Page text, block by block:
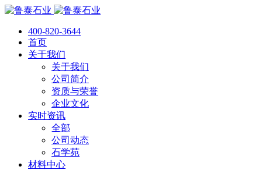
400-820-3644
首页
关于我们
关于我们
公司简介
资质与荣誉
企业文化
实时资讯
全部
公司动态
石学苑
材料中心